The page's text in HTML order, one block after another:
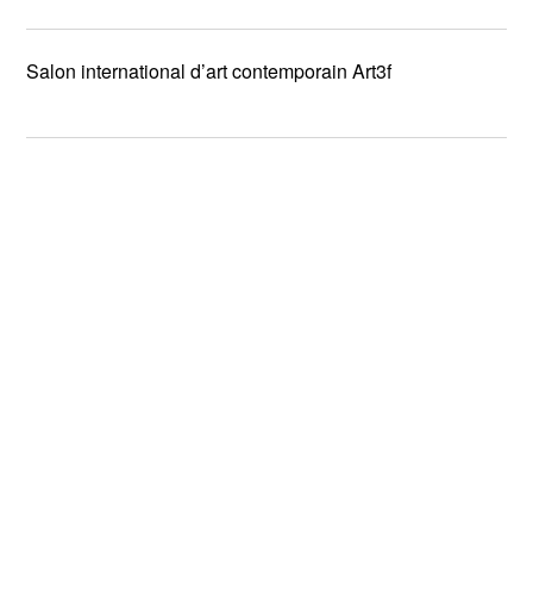
Salon international d’art contemporain Art3f